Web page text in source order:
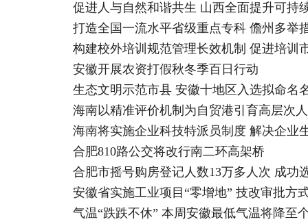
促进人与自然和谐共生 山西全面提升可持
打造全国一流水平省级重点专科 儋州多举
构建校外培训规范管理长效机制 促进培训
安徽开展农资打假秋冬季百日行动
生态文明示范市县 安徽十地区入选拟命名
海南以精准评价机制为自贸港引育高层次
海南将实施企业科技特派员制度 解决企业
合肥810路公交将改行南二环高架桥
合肥市摇号购房登记人数13万多人次 成功
安徽省实施工业项目“零增地” 技改审批方
气温“跌跌不休” 本周安徽最低气温将降至